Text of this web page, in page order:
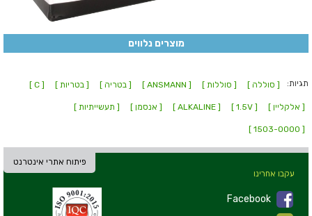
מוצרים נלווים
תגיות: [ סוללה ] [ סוללות ] [ ANSMANN ] [ בטריה ] [ בטריות ] [ C ]
[ אלקליין ] [ 1.5V ]
[ ALKALINE ] [ אנסמן ] [ תעשייתיות ]
[ 1503-0000 ]
פיתוח אתרי אינטרנט
עקבו אחרינו
Facebook